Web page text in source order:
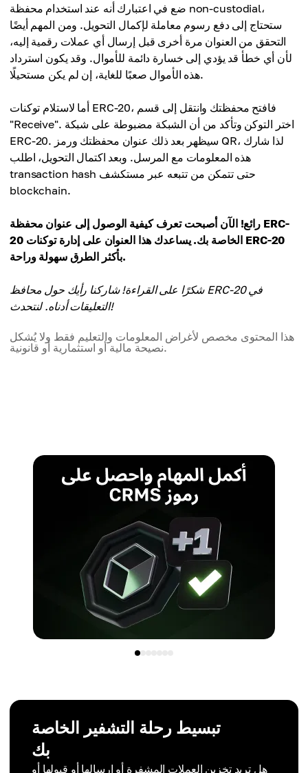
ضع في اعتبارك أنه عند استخدام محفظة non-custodial،
ستحتاج إلى دفع رسوم معاملة لإكمال التحويل. ومن المهم أيضًا
التحقق من العنوان مرة أخرى قبل إرسال أي عملات رقمية إليه،
لأن أي خطأ قد يؤدي إلى خسارة دائمة للأموال. وقد يكون استرداد
هذه الأموال صعبًا للغاية، إن لم يكن مستحيلًا.
أما لاستلام توكنات ERC-20، فافتح محفظتك وانتقل إلى قسم
"Receive". اختر التوكن وتأكد من أن الشبكة مضبوطة على شبكة
ERC-20. سيظهر بعد ذلك عنوان محفظتك ورمز QR، لذا شارك
هذه المعلومات مع المرسل. وبعد اكتمال التحويل، اطلب
transaction hash حتى تتمكن من تتبعه عبر مستكشف
blockchain.
رائع! الآن أصبحت تعرف كيفية الوصول إلى عنوان محفظة ERC-
20 الخاصة بك. يساعدك هذا العنوان على إدارة توكنات ERC-20
بأكثر الطرق سهولة وراحة.
شكرًا على القراءة! شاركنا رأيك حول محافظ ERC-20 في
التعليقات أدناه. لنتحدث!
هذا المحتوى مخصص لأغراض المعلومات والتعليم فقط ولا يُشكل
نصيحة مالية أو استثمارية أو قانونية.
تبسيط رحلة التشفير الخاصة
بك
هل تريد تخزين العملات المشفرة أو إرسالها أو قبولها أو